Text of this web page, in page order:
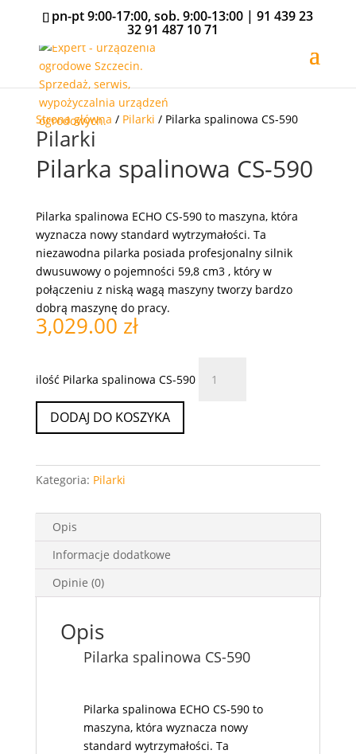
pn-pt 9:00-17:00, sob. 9:00-13:00 |91 439 23
3291 487 10 71
Strona główna / Pilarki / Pilarka spalinowa CS-590
Pilarki
Pilarka spalinowa CS-590
Pilarka spalinowa ECHO CS-590 to maszyna, która
wyznacza nowy standard wytrzymałości. Ta
niezawodna pilarka posiada profesjonalny silnik
dwusuwowy o pojemności 59,8 cm3 , który w
połączeniu z niską wagą maszyny tworzy bardzo
dobrą maszynę do pracy.
3,029.00 zł
ilość Pilarka spalinowa CS-590
DODAJ DO KOSZYKA
Kategoria: Pilarki
Opis
Informacje dodatkowe
Opinie (0)
Opis
Pilarka spalinowa CS-590
Pilarka spalinowa ECHO CS-590 to
maszyna, która wyznacza nowy
standard wytrzymałości. Ta